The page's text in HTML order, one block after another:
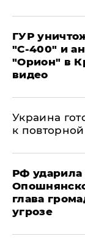
ГУР
"С‑400" и
"Орион" в
видео
Украина
к
РФ
глава
угрозе